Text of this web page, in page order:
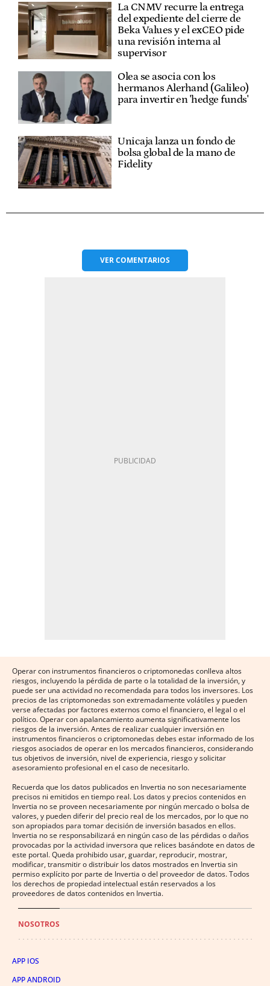
La CNMV recurre la entrega
del expediente del cierre de
Beka Values y el exCEO pide
una revisión interna al
supervisor
Olea se asocia con los
hermanos Alerhand (Galileo)
para invertir en 'hedge funds'
Unicaja lanza un fondo de
bolsa global de la mano de
Fidelity
VERCOMENTARIOS
Operar con instrumentos financieros o criptomonedas conlleva altos
riesgos, incluyendo la pérdida de parte o la totalidad de la inversión, y
puede ser una actividad no recomendada para todos los inversores. Los
precios de las criptomonedas son extremadamente volátiles y pueden
verse afectadas por factores externos como el financiero, el legal o el
político. Operar con apalancamiento aumenta significativamente los
riesgos de la inversión. Antes de realizar cualquier inversión en
instrumentos financieros o criptomonedas debes estar informado de los
riesgos asociados de operar en los mercados financieros, considerando
tus objetivos de inversión, nivel de experiencia, riesgo y solicitar
asesoramiento profesional en el caso de necesitarlo.
Recuerda que los datos publicados en Invertia no son necesariamente
precisos ni emitidos en tiempo real. Los datos y precios contenidos en
Invertia no se proveen necesariamente por ningún mercado o bolsa de
valores, y pueden diferir del precio real de los mercados, por lo que no
son apropiados para tomar decisión de inversión basados en ellos.
Invertia no se responsabilizará en ningún caso de las pérdidas o daños
provocadas por la actividad inversora que relices basándote en datos de
este portal. Queda prohibido usar, guardar, reproducir, mostrar,
modificar, transmitir o distribuir los datos mostrados en Invertia sin
permiso explícito por parte de Invertia o del proveedor de datos. Todos
los derechos de propiedad intelectual están reservados a los
proveedores de datos contenidos en Invertia.
NOSOTROS
APP IOS
APP ANDROID